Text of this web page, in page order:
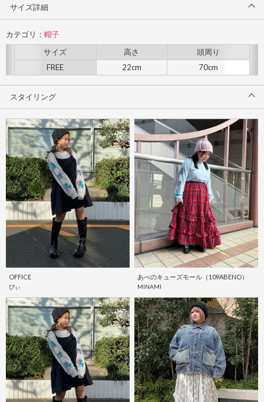
サイズ詳細
カテゴリ： 帽子
サイズ
高さ
頭周り
FREE
22cm 70cm
スタイリング
OFFICE
ぴぃ
あべのキューズモール（109ABENO）
MINAMI